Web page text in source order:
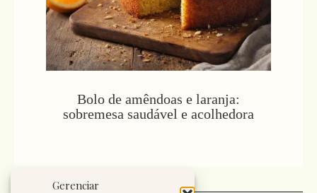
Gerenciar
Bolo de amêndoas e laranja:
sobremesa saudável e acolhedora